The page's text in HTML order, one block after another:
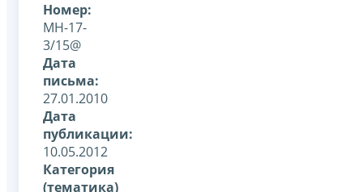
Номер:
МН-17-
3/15@
Дата
письма:
27.01.2010
Дата
публикации:
10.05.2012
Категория
(тематика)